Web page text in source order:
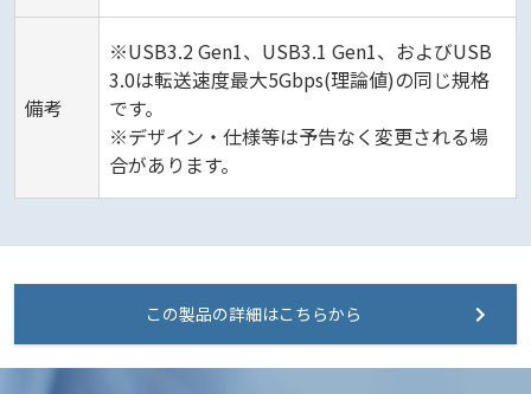
備考
※USB3.2 Gen1、USB3.1 Gen1、およびUSB
3.0は転送速度最大5Gbps(理論値)の同じ規格
です。
※デザイン・仕様等は予告なく変更される場
合があります。
この製品の詳細はこちらから